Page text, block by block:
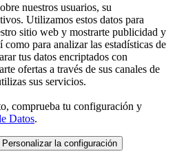
nuestros usuarios, su
Utilizamos estos datos para
sitio web y mostrarte publicidad y
para analizar las estadísticas de
tus datos encriptados con
ofertas a través de sus canales de
sus servicios.
comprueba tu configuración y
Datos.
Personalizar la configuración